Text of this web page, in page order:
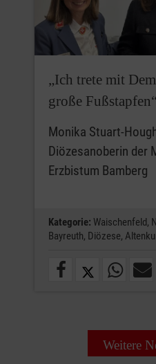
„Ich trete mit
große Fußstapfen“
Monika Stuart-
Diözesanoberin der
Erzbistum Bamberg
Kategorie: Waischenfeld,
Bayreuth, Diözese,
Weitere